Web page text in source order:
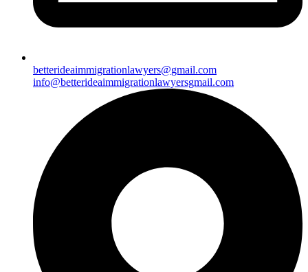
betterideaimmigrationlawyers@gmail.com
info@betterideaimmigrationlawyersgmail.com